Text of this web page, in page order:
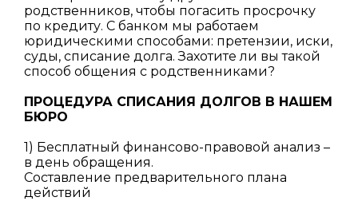
родственников, чтобы погасить просрочку
по кредиту. С банком мы работаем
юридическими способами: претензии, иски,
суды, списание долга. Захотите ли вы такой
способ общения с родственниками?
ПРОЦЕДУРА СПИСАНИЯ ДОЛГОВ В НАШЕМ
БЮРО
1) Бесплатный финансово-правовой анализ –
в день обращения.
Составление предварительного плана
действий